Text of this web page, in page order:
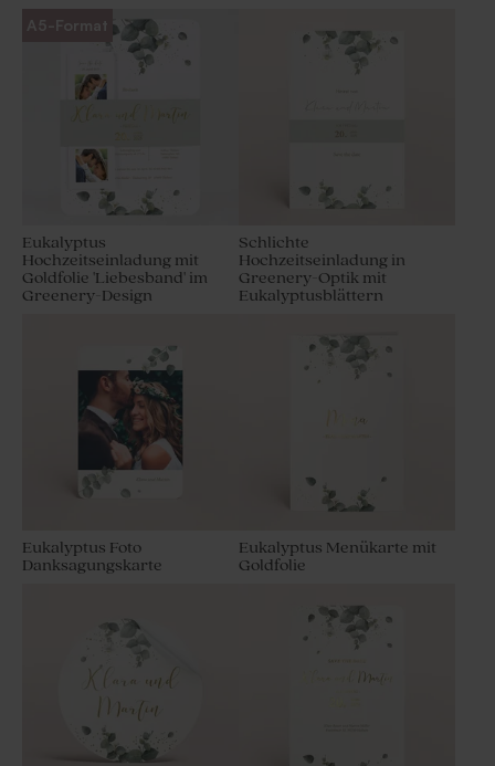
A5-Format
Eukalyptus
Hochzeitseinladung mit
Goldfolie 'Liebesband' im
Greenery-Design
Schlichte
Hochzeitseinladung in
Greenery-Optik mit
Eukalyptusblättern
Eukalyptus Foto
Danksagungskarte
Eukalyptus Menükarte mit
Goldfolie